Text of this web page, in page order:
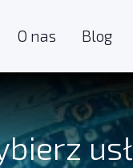
O nas Blog